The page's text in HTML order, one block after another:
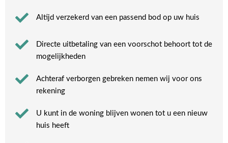
Altijd verzekerd van een passend bod op uw huis
Directe uitbetaling van een voorschot behoort tot de
mogelijkheden
Achteraf verborgen gebreken nemen wij voor ons
rekening​
U kunt in de woning blijven wonen tot u een nieuw
huis heeft​